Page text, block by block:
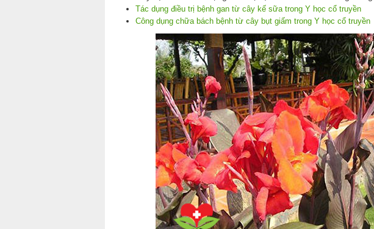
Tác dụng điều trị bệnh gan từ cây kế sữa trong Y học cổ truyền
Công dụng chữa bách bệnh từ cây bụt giấm trong Y học cổ truyền